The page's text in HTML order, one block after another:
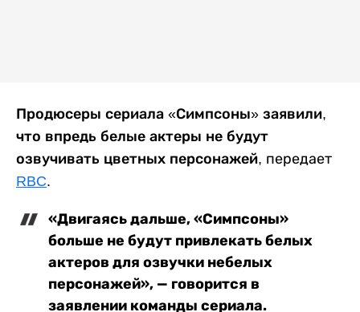
Продюсеры сериала «Симпсоны» заявили,
что впредь белые актеры не будут
озвучивать цветных персонажей, передает
RBC.
«Двигаясь дальше, «Симпсоны»
больше не будут привлекать белых
актеров для озвучки небелых
персонажей», — говорится в
заявлении команды сериала.